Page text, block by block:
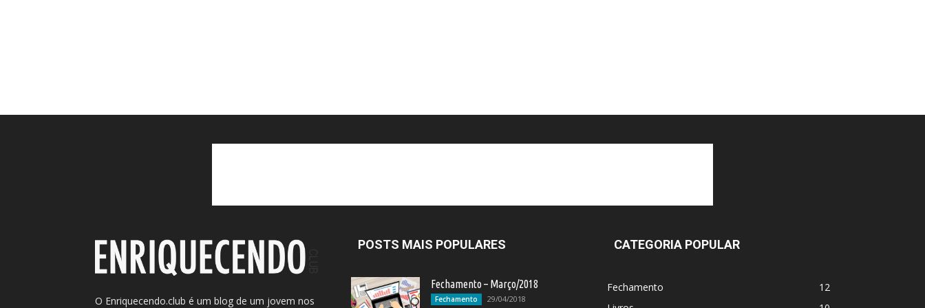
O Enriquecendo.club é um blog de um jovem nos
POSTS MAIS POPULARES
Fechamento – Março/2018
Fechamento 29/04/2018
CATEGORIA POPULAR
Fechamento
12